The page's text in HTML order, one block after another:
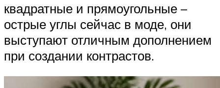
квадратные и прямоугольные –
острые углы сейчас в моде, они
выступают отличным дополнением
при создании контрастов.